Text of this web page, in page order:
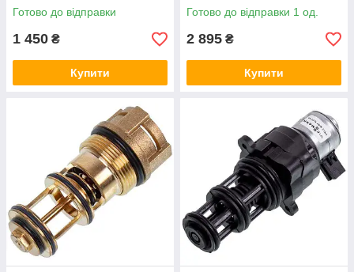
Готово до відправки
1 450 ₴
Купити
Готово до відправки 1 од.
2 895 ₴
Купити